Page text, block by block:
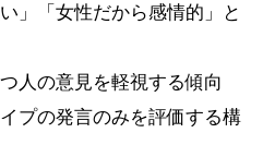
」「女性だから感情的」と
人の意見を軽視する傾向
プの発言のみを評価する構